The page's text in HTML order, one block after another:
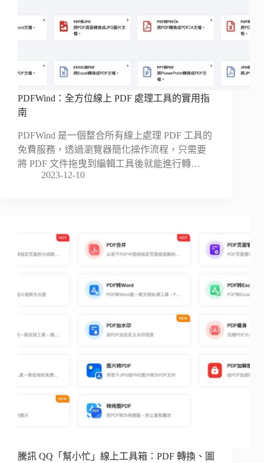
PDFWind：全方位線上 PDF 處理工具的實用指
南
PDFWind 是一個整合所有線上處理 PDF 工具的
免費服務，透過瀏覽器簡化操作流程，只需要
將 PDF 文件拖曳到編輯工具後就能進行轉…
2023-12-10
騰訊 QQ「幫小忙」線上工具箱：PDF 轉換、圖